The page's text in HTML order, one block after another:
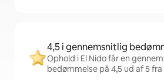
4,5 i gennemsnitlig
Ophold i El Nido får en
bedømmelse på 4,5 ud af 5